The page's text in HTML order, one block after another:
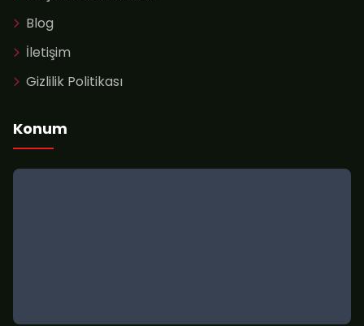
Blog
İletişim
Gizlilik Politikası
Konum